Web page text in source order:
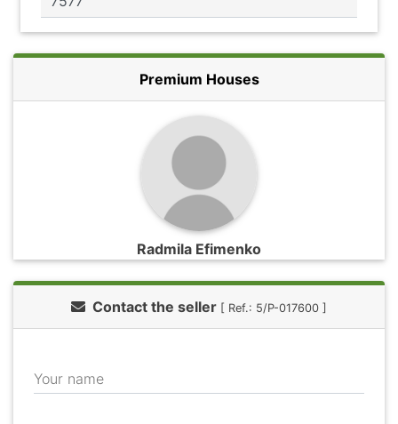
Premium Houses
Radmila Efimenko
Contact the seller [ Ref.: 5/P-017600 ]
Your name